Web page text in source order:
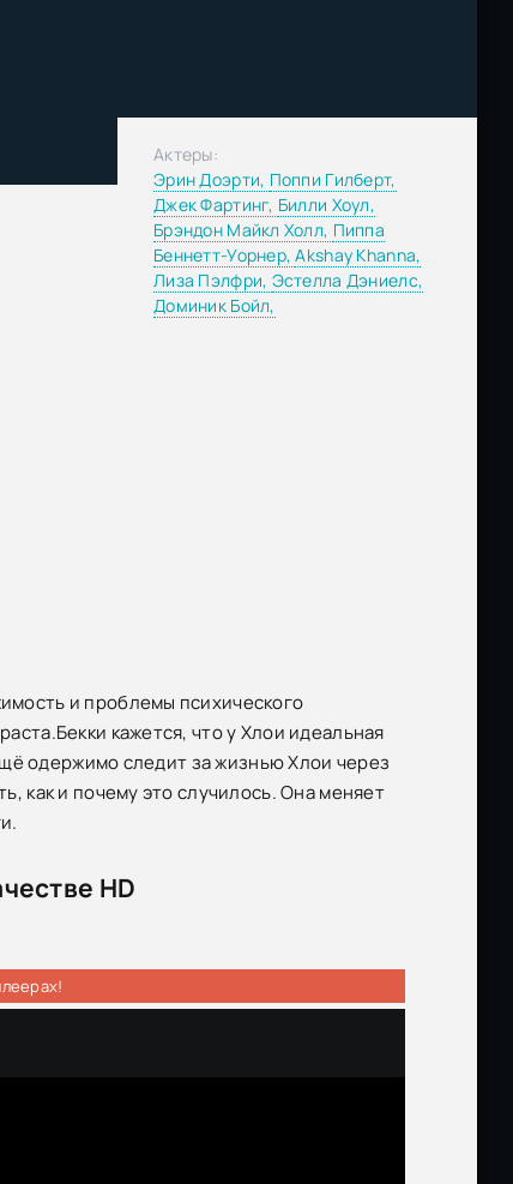
Актеры:
Эрин Доэрти, Поппи Гилберт,
Джек Фартинг, Билли Хоул,
Брэндон Майкл Холл, Пиппа
Беннетт-Уорнер,Akshay Khanna,
Лиза Пэлфри, Эстелла Дэниелс,
Доминик Бойл,
и проблемы психического
кажется, что у Хлои идеальная
одержимо следит за жизнью Хлои через
как и почему это случилось. Она меняет
HD